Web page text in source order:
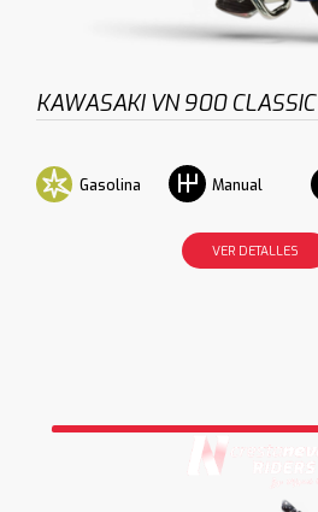
KAWASAKI VN 900 CLASSIC
Gasolina Manual
VER DETALLES